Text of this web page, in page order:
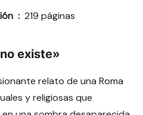
Longitud de impresión ‏ : ‎219 páginas
existe»
relato de una Roma
y religiosas que